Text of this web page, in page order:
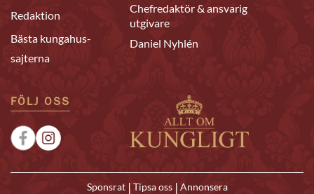
Redaktion
Bästa kungahus-
sajterna
Chefredaktör & ansvarig
utgivare
Daniel Nyhlén
FÖLJ OSS
Sponsrat | Tipsa oss | Annonsera